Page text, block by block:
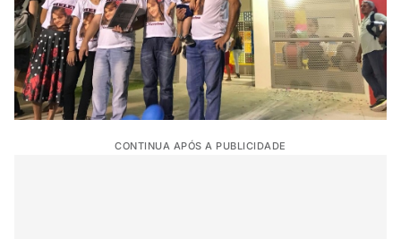
CONTINUA APÓS A PUBLICIDADE